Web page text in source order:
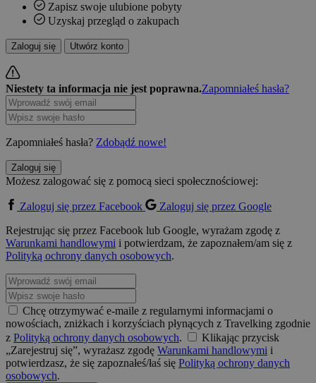
Zapisz swoje ulubione pobyty
Uzyskaj przegląd o zakupach
Zaloguj się Utwórz konto
Niestety ta informacja nie jest poprawna.Zapomniałeś hasła?
Zapomniałeś hasła? Zdobądź nowe!
Zaloguj się
Możesz zalogować się z pomocą sieci społecznościowej:
Zaloguj się przez Facebook
Zaloguj się przez Google
Rejestrując się przez Facebook lub Google, wyrażam zgodę z
Warunkami handlowymi i potwierdzam, że zapoznałem/am się z
Polityką ochrony danych osobowych.
Chcę otrzymywać e-maile z regularnymi informacjami o
nowościach, zniżkach i korzyściach płynących z Travelking zgodnie
z Polityką ochrony danych osobowych.
Klikając przycisk
„Zarejestruj się”, wyrażasz zgodę Warunkami handlowymi i
potwierdzasz, że się zapoznałeś/łaś się Polityką ochrony danych
osobowych.